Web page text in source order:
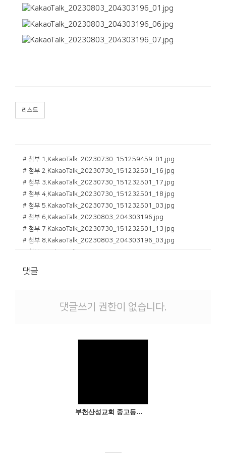
리스트
# 첨부 1.KakaoTalk_20230730_151259459_01.jpg
# 첨부 2.KakaoTalk_20230730_151232501_16.jpg
# 첨부 3.KakaoTalk_20230730_151232501_17.jpg
# 첨부 4.KakaoTalk_20230730_151232501_18.jpg
# 첨부 5.KakaoTalk_20230730_151232501_03.jpg
# 첨부 6.KakaoTalk_20230803_204303196.jpg
# 첨부 7.KakaoTalk_20230730_151232501_13.jpg
# 첨부 8.KakaoTalk_20230803_204303196_03.jpg
# 첨부 11.KakaoTalk_20230803_204303196_10.jpg
# 첨부 14.KakaoTalk_20230730_151232501_11.jpg
댓글
댓글쓰기 권한이 없습니다.
부천산성교회 중고등부 2023년 하계수련회